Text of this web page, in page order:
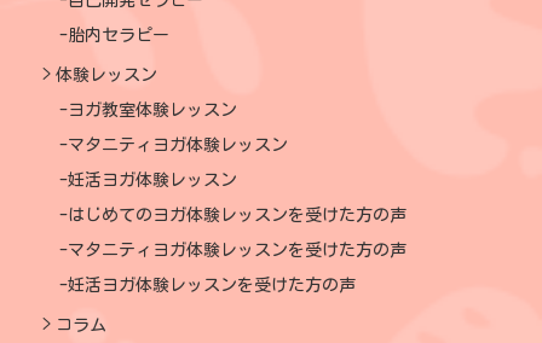
胎内セラピー
体験レッスン
ヨガ教室体験レッスン
マタニティヨガ体験レッスン
妊活ヨガ体験レッスン
はじめてのヨガ体験レッスンを受けた方の声
マタニティヨガ体験レッスンを受けた方の声
妊活ヨガ体験レッスンを受けた方の声
コラム